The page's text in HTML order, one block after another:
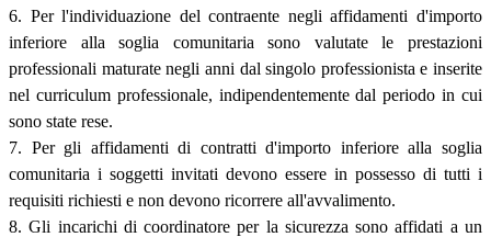
6. Per l'individuazione del contraente negli affidamenti d'importo
inferiore alla soglia comunitaria sono valutate le prestazioni
professionali maturate negli anni dal singolo professionista e inserite
nel curriculum professionale, indipendentemente dal periodo in cui
sono state rese.
7. Per gli affidamenti di contratti d'importo inferiore alla soglia
comunitaria i soggetti invitati devono essere in possesso di tutti i
requisiti richiesti e non devono ricorrere all'avvalimento.
8. Gli incarichi di coordinatore per la sicurezza sono affidati a un